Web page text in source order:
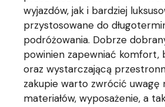
wyjazdów, jak i bardziej
przystosowane do
podróżowania. Dobrze
powinien zapewniać komfort,
oraz wystarczającą
zakupie warto zwrócić uwagę
materiałów, wyposażenie, a